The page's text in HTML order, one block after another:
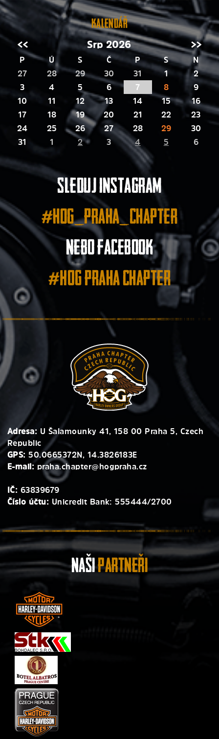
Kalendář
<< Srp 2026 >>
P Ú S Č P S
N
27
28 29 30 31 1
2
3
4 5 6 7 8
9
10
11 12 13 14 15
16
17
18 19 20 21 22
23
24
25 26 27 28 29
30
31
1 2 3 4 5 6
Sleduj instagram
#hog_praha_chapter
nebo facebook
#HOG Praha Chapter
Adresa: U Šalamounky 41, 158 00 Praha 5, Czech
Republic
GPS: 50.0665372N, 14.3826183E
E-mail: praha.chapter@hogpraha.cz
IČ: 63839679
Číslo účtu: Unicredit Bank: 555444/2700
NašiPartneři